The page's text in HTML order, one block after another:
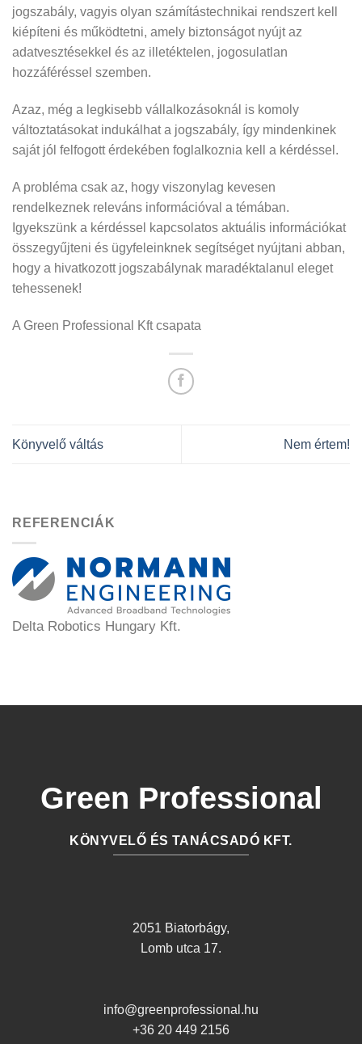
jogszabály, vagyis olyan számítástechnikai rendszert kell
kiépíteni és működtetni, amely biztonságot nyújt az
adatvesztésekkel és az illetéktelen, jogosulatlan
hozzáféréssel szemben.
Azaz, még a legkisebb vállalkozásoknál is komoly
változtatásokat indukálhat a jogszabály, így mindenkinek
saját jól felfogott érdekében foglalkoznia kell a kérdéssel.
A probléma csak az, hogy viszonylag kevesen
rendelkeznek releváns információval a témában.
Igyekszünk a kérdéssel kapcsolatos aktuális információkat
összegyűjteni és ügyfeleinknek segítséget nyújtani abban,
hogy a hivatkozott jogszabálynak maradéktalanul eleget
tehessenek!
A Green Professional Kft csapata
Könyvelő váltás Nem értem!
REFERENCIÁK
Delta Robotics Hungary Kft.
Green Professional
KÖNYVELŐ ÉS TANÁCSADÓ KFT.
2051 Biatorbágy,
Lomb utca 17.
info@greenprofessional.hu
+36 20 449 2156